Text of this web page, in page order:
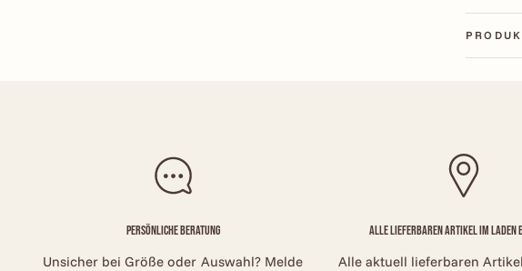
Persönliche Beratung
Unsicher bei Größe oder Auswahl? Melde
Alle lieferbaren Artikel im Laden
Alle aktuell lieferbaren